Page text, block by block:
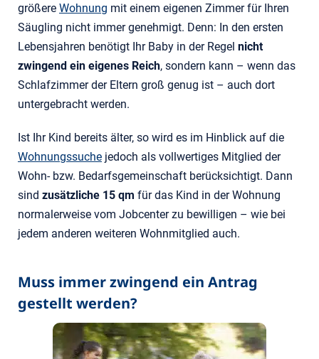
größere Wohnung mit einem eigenen Zimmer für Ihren
Säugling nicht immer genehmigt. Denn: In den ersten
Lebensjahren benötigt Ihr Baby in der Regel nicht
zwingend ein eigenes Reich, sondern kann – wenn das
Schlafzimmer der Eltern groß genug ist – auch dort
untergebracht werden.
Ist Ihr Kind bereits älter, so wird es im Hinblick auf die
Wohnungssuche jedoch als vollwertiges Mitglied der
Wohn- bzw. Bedarfsgemeinschaft berücksichtigt. Dann
sind zusätzliche 15 qm für das Kind in der Wohnung
normalerweise vom Jobcenter zu bewilligen – wie bei
jedem anderen weiteren Wohnmitglied auch.
Muss immer zwingend ein Antrag
gestellt werden?